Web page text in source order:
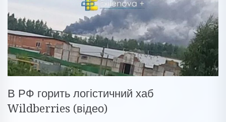
В РФ горить логістичний хаб
Wildberries (відео)